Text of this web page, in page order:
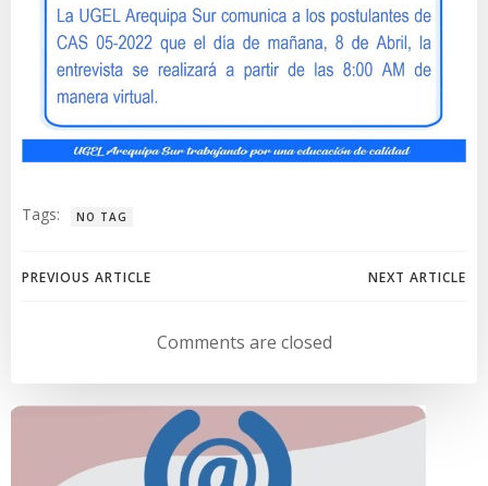
Tags: NO TAG
Navegación
entradas
PREVIOUS ARTICLE
Navegación
de
entradas
NEXT ARTICLE
Comments are closed